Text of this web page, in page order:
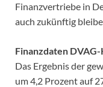
Finanzvertriebe in
auch zukünftig
Finanzdaten
Das Ergebnis der
um 4,2 Prozent auf